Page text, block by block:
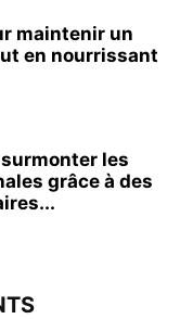
maintenir un
en nourrissant
les
grâce à des